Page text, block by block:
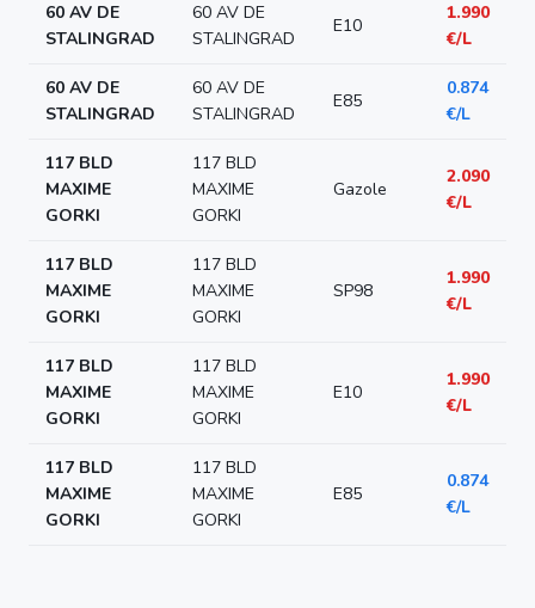
60 AV DE
STALINGRAD
60 AV DE
STALINGRAD
E10
1.990
€/L
60 AV DE
STALINGRAD
60 AV DE
STALINGRAD
E85
0.874
€/L
117 BLD
MAXIME
GORKI
117 BLD
MAXIME
GORKI
Gazole
2.090
€/L
117 BLD
MAXIME
GORKI
117 BLD
MAXIME
GORKI
SP98
1.990
€/L
117 BLD
MAXIME
GORKI
117 BLD
MAXIME
GORKI
E10
1.990
€/L
117 BLD
MAXIME
GORKI
117 BLD
MAXIME
GORKI
E85
0.874
€/L